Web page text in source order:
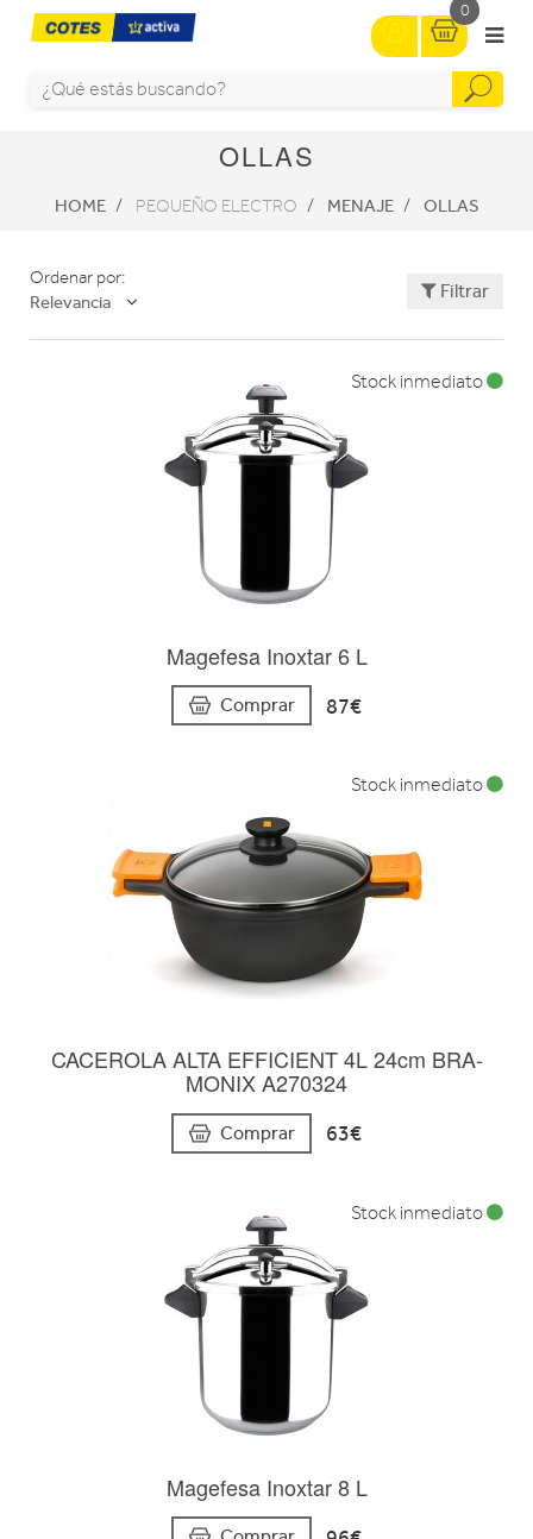
0
OLLAS
HOME PEQUEÑO ELECTRO MENAJE OLLAS
Ordenar por:
Relevancia
Filtrar
Magefesa Inoxtar 6 L
Comprar 87€
Stock inmediato
CACEROLA ALTA EFFICIENT 4L 24cm BRA-
MONIX A270324
Comprar 63€
Stock inmediato
Magefesa Inoxtar 8 L
Stock inmediato